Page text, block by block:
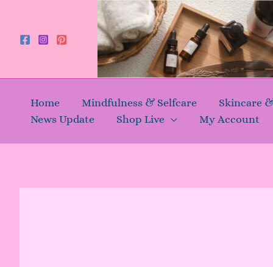
content
Home Mindfulness & Selfcare Skincare
News Update
Shop Live My Account